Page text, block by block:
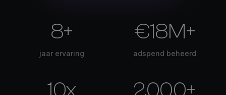
8+
jaar ervaring
€18M+
adspend beheerd
10x 2.000+